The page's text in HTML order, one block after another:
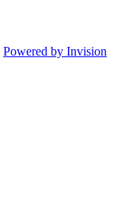
Powered by Invision